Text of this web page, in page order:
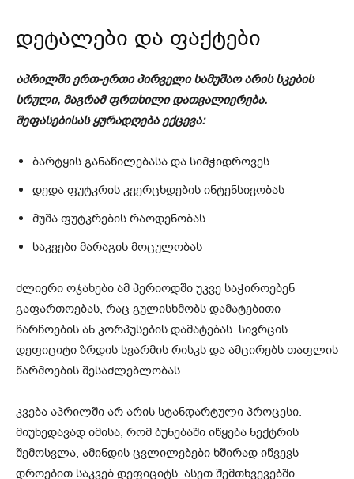
დეტალები და ფაქტები
აპრილში ერთ-ერთი პირველი სამუშაო არის სკების
სრული, მაგრამ ფრთხილი დათვალიერება.
შეფასებისას ყურადღება ექცევა:
ბარტყის განაწილებასა და სიმჭიდროვეს
დედა ფუტკრის კვერცხდების ინტენსივობას
მუშა ფუტკრების რაოდენობას
საკვები მარაგის მოცულობას
ძლიერი ოჯახები ამ პერიოდში უკვე საჭიროებენ
გაფართოებას, რაც გულისხმობს დამატებითი
ჩარჩოების ან კორპუსების დამატებას. სივრცის
დეფიციტი ზრდის სვარმის რისკს და ამცირებს თაფლის
წარმოების შესაძლებლობას.
კვება აპრილში არ არის სტანდარტული პროცესი.
მიუხედავად იმისა, რომ ბუნებაში იწყება ნექტრის
შემოსვლა, ამინდის ცვლილებები ხშირად იწვევს
დროებით საკვებ დეფიციტს. ასეთ შემთხვევებში